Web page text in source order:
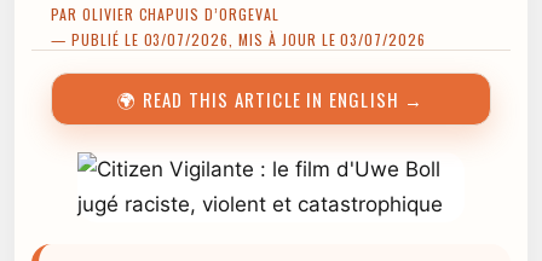
PAR OLIVIER CHAPUIS D’ORGEVAL
— PUBLIÉ LE 03/07/2026, MIS À JOUR LE 03/07/2026
🌍 READ THIS ARTICLE IN ENGLISH →